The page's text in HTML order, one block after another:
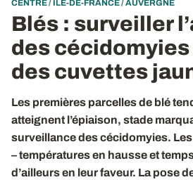
CENTRE / ILE-DE-FRANCE / AUVERGNE
Blés : surveiller
des cécidomyies
des cuvettes
Les premières parcelles de blé
atteignent l’épiaison, stade
surveillance des cécidomyies.
– températures en hausse et
d’ailleurs en leur faveur. La pose